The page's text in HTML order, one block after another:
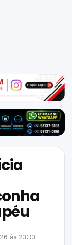
às 23:03